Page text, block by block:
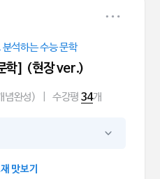
석하는 수능 문학
학] (현장 ver.)
념완성) 수강평 34개
맛보기